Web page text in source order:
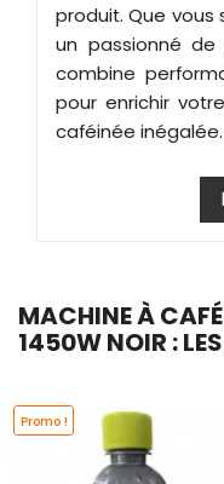
produit. Que
un passionné
combine
pour enrichir
caféinée inégalée.
MACHINE À
1450W NOIR :
Promo !